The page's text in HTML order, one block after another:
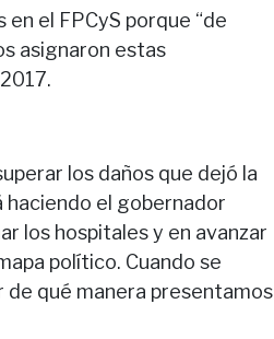
el FPCyS porque “de
asignaron estas
los daños que dejó la
el gobernador
los hospitales y en avanzar
político. Cuando se
de qué manera presentamos